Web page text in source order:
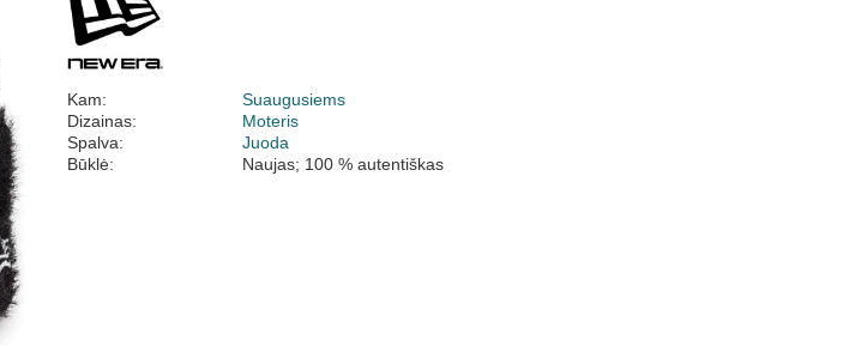
Kam:
Suaugusiems
Dizainas:
Moteris
Spalva:
Juoda
Būklė:
Naujas; 100 % autentiškas